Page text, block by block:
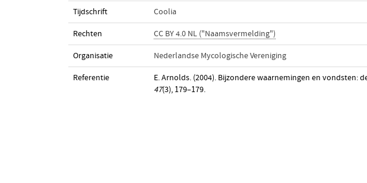
Tijdschrift Coolia
Rechten CC BY 4.0 NL ("Naamsvermelding")
Organisatie Nederlandse Mycologische Vereniging
Referentie E. Arnolds. (2004). Bijzondere waarnemingen en vondsten:
47(3), 179–179.